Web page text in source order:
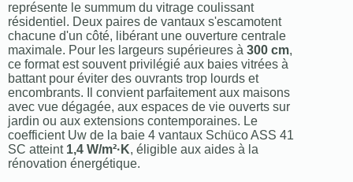
représente le summum du vitrage coulissant
résidentiel. Deux paires de vantaux s'escamotent
chacune d'un côté, libérant une ouverture centrale
maximale. Pour les largeurs supérieures à 300 cm,
ce format est souvent privilégié aux baies vitrées à
battant pour éviter des ouvrants trop lourds et
encombrants. Il convient parfaitement aux maisons
avec vue dégagée, aux espaces de vie ouverts sur
jardin ou aux extensions contemporaines. Le
coefficient Uw de la baie 4 vantaux Schüco ASS 41
SC atteint 1,4 W/m²·K, éligible aux aides à la
rénovation énergétique.